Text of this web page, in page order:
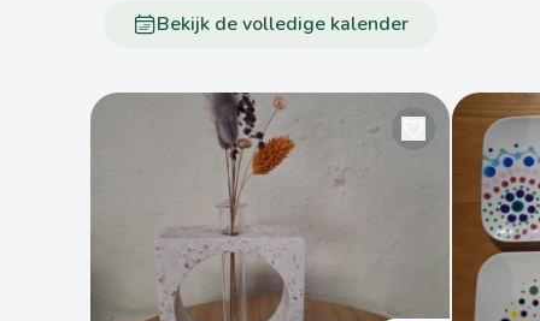
Bekijk de volledige kalender